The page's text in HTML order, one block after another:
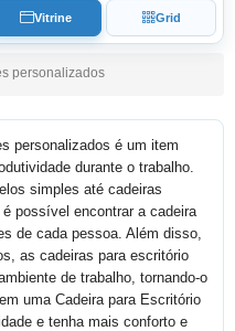
Vitrine Grid
personalizados
personalizados é um item
durante o trabalho.
simples até cadeiras
possível encontrar a cadeira
de cada pessoa. Além disso,
as cadeiras para escritório
de trabalho, tornando-o
uma Cadeira para Escritório
e tenha mais conforto e